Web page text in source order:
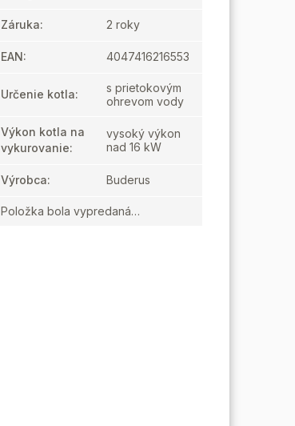
Záruka: 2 roky
EAN: 4047416216553
Určenie kotla:
s prietokovým
ohrevom vody
Výkon kotla na
vykurovanie:
vysoký výkon
nad 16 kW
Výrobca: Buderus
Položka bola vypredaná…